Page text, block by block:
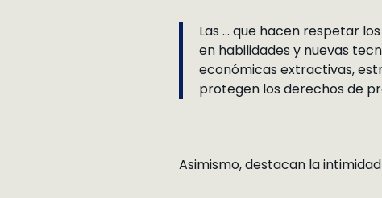
Las … que hacen respetar
en habilidades y nuevas
económicas extractivas,
protegen los derechos de
Asimismo, destacan la